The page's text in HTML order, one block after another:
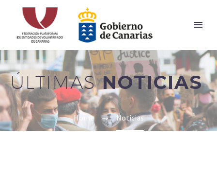
ÚLTIMASNOTICIAS
Home Noticias